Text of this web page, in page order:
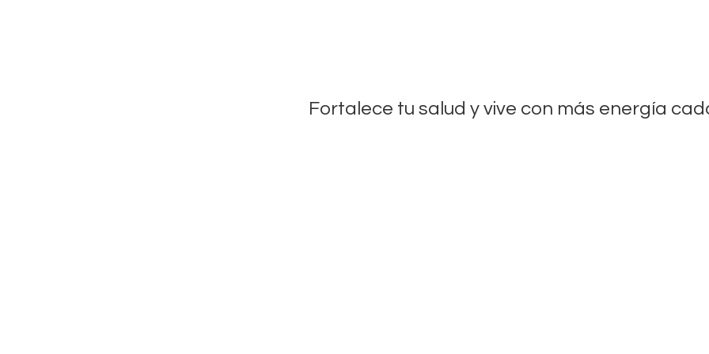
Fortalece tu salud y vive con más energía